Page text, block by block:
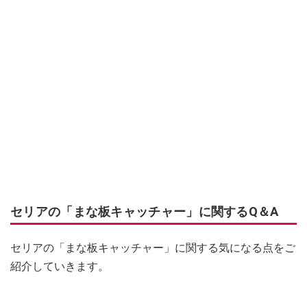
セリアの「まな板キャッチャー」に関するQ＆A
セリアの「まな板キャッチャー」に関する気になる点をご
紹介していきます。